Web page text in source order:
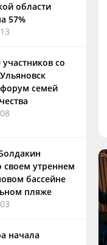
области
57%
со
семей
своем утреннем
бассейне
пляже
начала